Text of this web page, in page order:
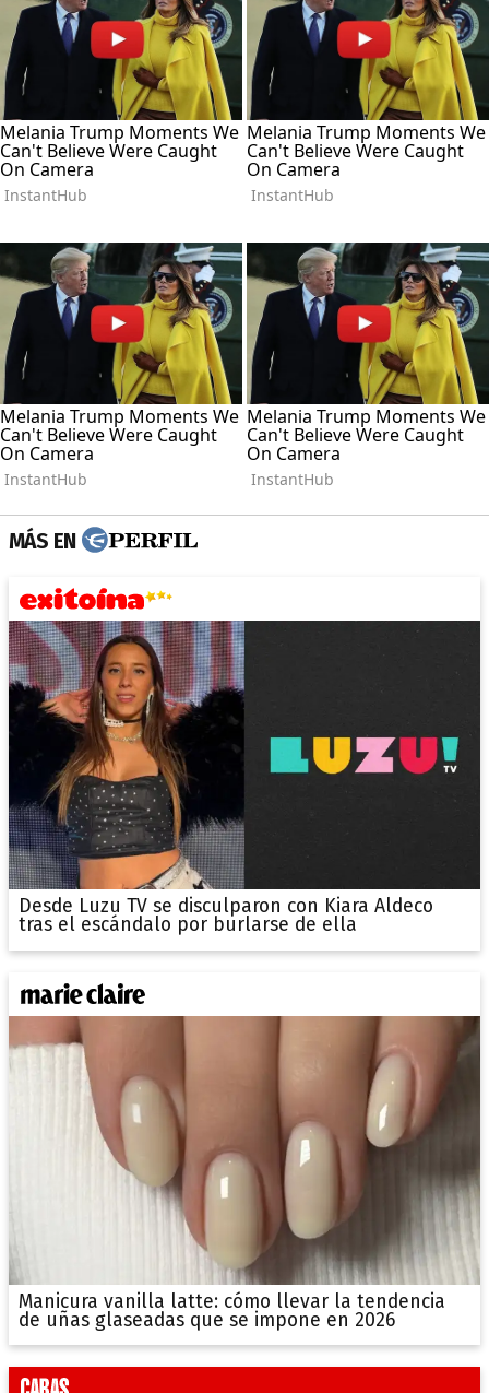
MÁS EN
Desde Luzu TV se disculparon con Kiara Aldeco
tras el escándalo por burlarse de ella
Manicura vanilla latte: cómo llevar la tendencia
de uñas glaseadas que se impone en 2026